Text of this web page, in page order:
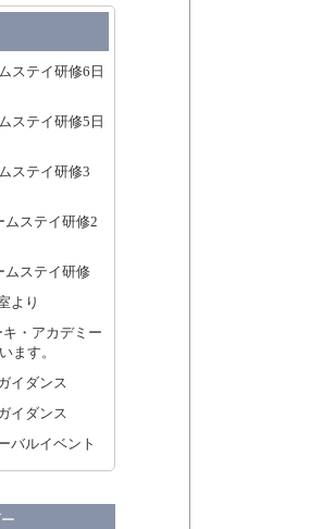
ステイ研修6日
ステイ研修5日
ステイ研修3
ムステイ研修2
ムステイ研修
より
・アカデミー
ます。
イダンス
イダンス
バルイベント